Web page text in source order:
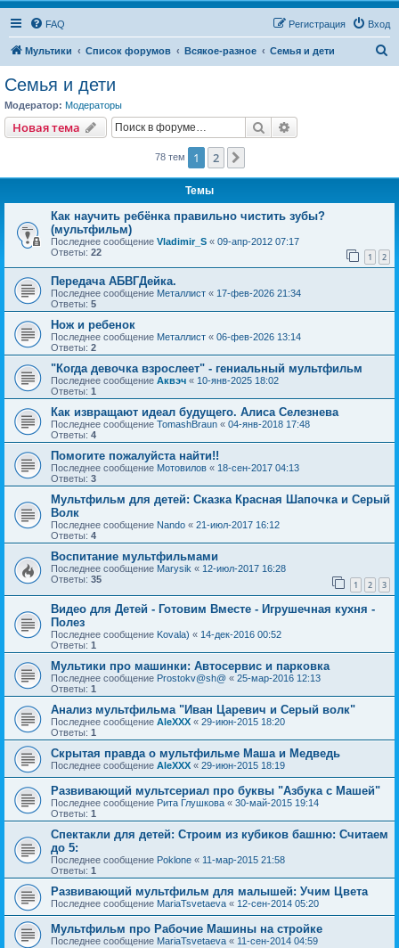
FAQ Вход
Регистрация
Мультики Список форумов Всякое-разное Семья и дети
Семья и дети
Модератор: Модераторы
Новая тема Поиск
78 тем 1 2
Темы
Как научить ребёнка правильно чистить зубы?
(мультфильм)
Последнее сообщение Vladimir_S « 09-апр-2012 07:17
Ответы: 22 1 2
Передача АБВГДейка.
Последнее сообщение Металлист « 17-фев-2026 21:34
Ответы: 5
Нож и ребенок
Последнее сообщение Металлист « 06-фев-2026 13:14
Ответы: 2
"Когда девочка взрослеет" - гениальный мультфильм
Последнее сообщение Аквэч « 10-янв-2025 18:02
Ответы: 1
Как извращают идеал будущего. Алиса Селезнева
Последнее сообщение TomashBraun « 04-янв-2018 17:48
Ответы: 4
Помогите пожалуйста найти!!
Последнее сообщение Мотовилов « 18-сен-2017 04:13
Ответы: 3
Мультфильм для детей: Сказка Красная Шапочка и Серый
Волк
Последнее сообщение Nando « 21-июл-2017 16:12
Ответы: 4
Воспитание мультфильмами
Последнее сообщение Marysik « 12-июл-2017 16:28
Ответы: 35 1 2 3
Видео для Детей - Готовим Вместе - Игрушечная кухня -
Полез
Последнее сообщение Kovala) « 14-дек-2016 00:52
Ответы: 1
Мультики про машинки: Автосервис и парковка
Последнее сообщение Prostokv@sh@ « 25-мар-2016 12:13
Ответы: 1
Анализ мультфильма "Иван Царевич и Серый волк"
Последнее сообщение AleXXX « 29-июн-2015 18:20
Ответы: 1
Скрытая правда о мультфильме Маша и Медведь
Последнее сообщение AleXXX « 29-июн-2015 18:19
Развивающий мультсериал про буквы "Азбука с Машей"
Последнее сообщение Рита Глушкова « 30-май-2015 19:14
Ответы: 1
Спектакли для детей: Строим из кубиков башню: Считаем
до 5:
Последнее сообщение Poklone « 11-мар-2015 21:58
Ответы: 1
Развивающий мультфильм для малышей: Учим Цвета
Последнее сообщение MariaTsvetaeva « 12-сен-2014 05:20
Мультфильм про Рабочие Машины на стройке
Последнее сообщение MariaTsvetaeva « 11-сен-2014 04:59